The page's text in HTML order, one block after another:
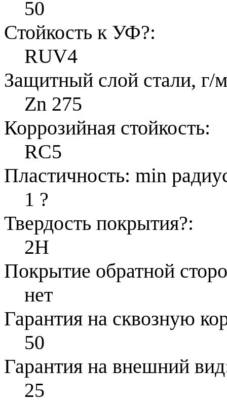
50
Стойкость к УФ?:
RUV4
Защитный слой стали, г/
Zn 275
Коррозийная стойкость:
RC5
Пластичность: min
1 ?
Твердость покрытия?:
2H
Покрытие обратной
нет
Гарантия на сквозную
50
Гарантия на внешний
25